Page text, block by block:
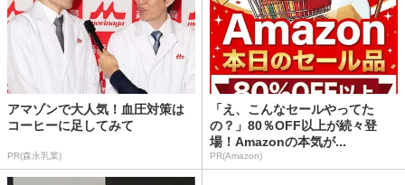
アマゾンで大人気！血圧対策は
コーヒーに足してみて
PR(森永乳業)
「え、こんなセールやってた
の？」80％OFF以上が続々登
場！Amazonの本気が...
PR(Amazon)